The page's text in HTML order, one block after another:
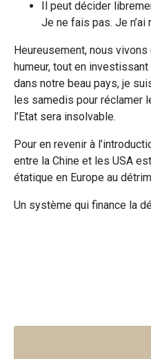
Il peut décider
Je ne fais pas. Je
Heureusement, nous
humeur, tout en
dans notre beau pays, je
les samedis pour réclamer
l’Etat sera insolvable.
Pour en revenir à
entre la Chine et les USA
étatique en Europe au
Un système qui finance la